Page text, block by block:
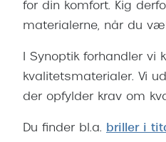
for din komfort. Kig
materialerne, når du
I Synoptik forhandler vi
kvalitetsmaterialer. Vi
der opfylder krav om
Du finder bl.a. briller i